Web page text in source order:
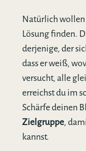
Natürlich
Lösung finden.
derjenige, der
dass er weiß,
versucht, alle
erreichst du im
Schärfe deinen
Zielgruppe,
kannst.